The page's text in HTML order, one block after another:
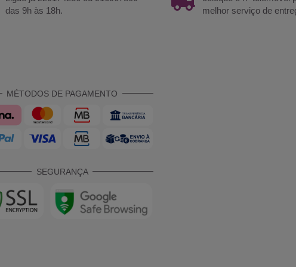
das 9h às 18h.
melhor serviço de
MÉTODOS DE PAGAMENTO
SEGURANÇA